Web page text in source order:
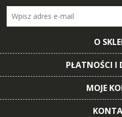
O
PŁATNOŚCI I
MOJE